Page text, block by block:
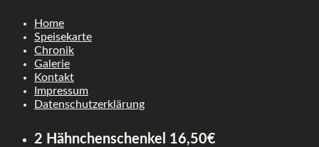
Skip
content
Home
Speisekarte
Chronik
Galerie
Kontakt
Impressum
Datenschutzerklärung
2 Hähnchenschenkel 16,50€